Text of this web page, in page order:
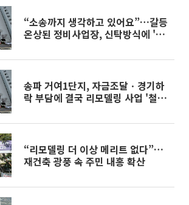
“소송까지 생각하고 있어요”…갈등
온상된 정비사업장, 신탁방식에 '눈
송파 거여1단지, 자금조달ㆍ경기하
락 부담에 결국 리모델링 사업 '철
“리모델링 더 이상 메리트 없다”…
재건축 광풍 속 주민 내홍 확산